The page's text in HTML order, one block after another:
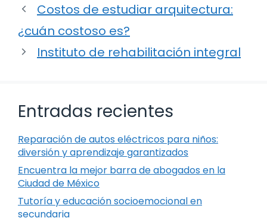
Costos de estudiar arquitectura:
¿cuán costoso es?
Instituto de rehabilitación integral
Entradas recientes
Reparación de autos eléctricos para niños:
diversión y aprendizaje garantizados
Encuentra la mejor barra de abogados en la
Ciudad de México
Tutoría y educación socioemocional en
secundaria